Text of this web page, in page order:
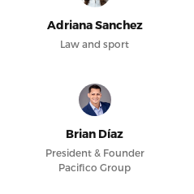
Adriana Sanchez
Law and sport
Brian Díaz
President & Founder
Pacifico Group